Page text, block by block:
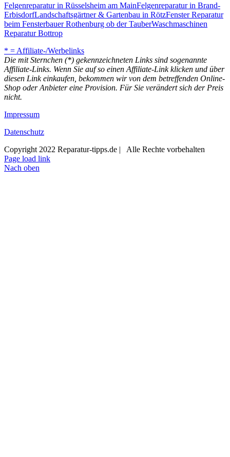
Felgenreparatur in Rüsselsheim am MainFelgenreparatur in Brand-
ErbisdorfLandschaftsgärtner & Gartenbau in RötzFenster Reparatur
beim Fensterbauer Rothenburg ob der TauberWaschmaschinen
Reparatur Bottrop
* = Affiliate-/Werbelinks
Die mit Sternchen (*) gekennzeichneten Links sind sogenannte
Affiliate-Links. Wenn Sie auf so einen Affiliate-Link klicken und über
diesen Link einkaufen, bekommen wir von dem betreffenden Online-
Shop oder Anbieter eine Provision. Für Sie verändert sich der Preis
nicht.
Impressum
Datenschutz
Copyright 2022 Reparatur-tipps.de | Alle Rechte vorbehalten
Page load link
Nach oben